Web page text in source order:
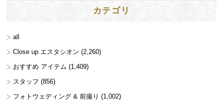
カテゴリ
all
Close up エスタシオン (2,260)
おすすめ アイテム (1,409)
スタッフ (856)
フォトウェディング & 前撮り (1,002)